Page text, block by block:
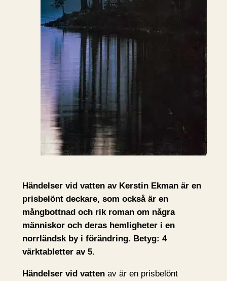
Händelser vid vatten av Kerstin Ekman är en
prisbelönt deckare, som också är en
mångbottnad och rik roman om några
människor och deras hemligheter i en
norrländsk by i förändring. Betyg: 4
värktabletter av 5.
Händelser vid vattenav är en prisbelönt